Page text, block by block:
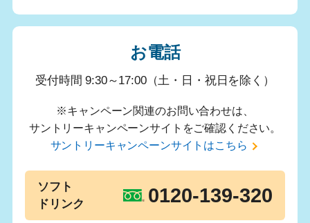
お電話
受付時間 9:30～17:00（土・日・祝日を除く）
※キャンペーン関連のお問い合わせは、
サントリーキャンペーンサイトをご確認ください。
サントリーキャンペーンサイトはこちら
ソフト
ドリンク
0120-139-320